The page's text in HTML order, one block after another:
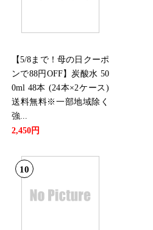
【5/8まで！母の日クーポ
ンで88円OFF】炭酸水 50
0ml 48本 (24本×2ケース)
送料無料※一部地域除く
強...
2,450円
10